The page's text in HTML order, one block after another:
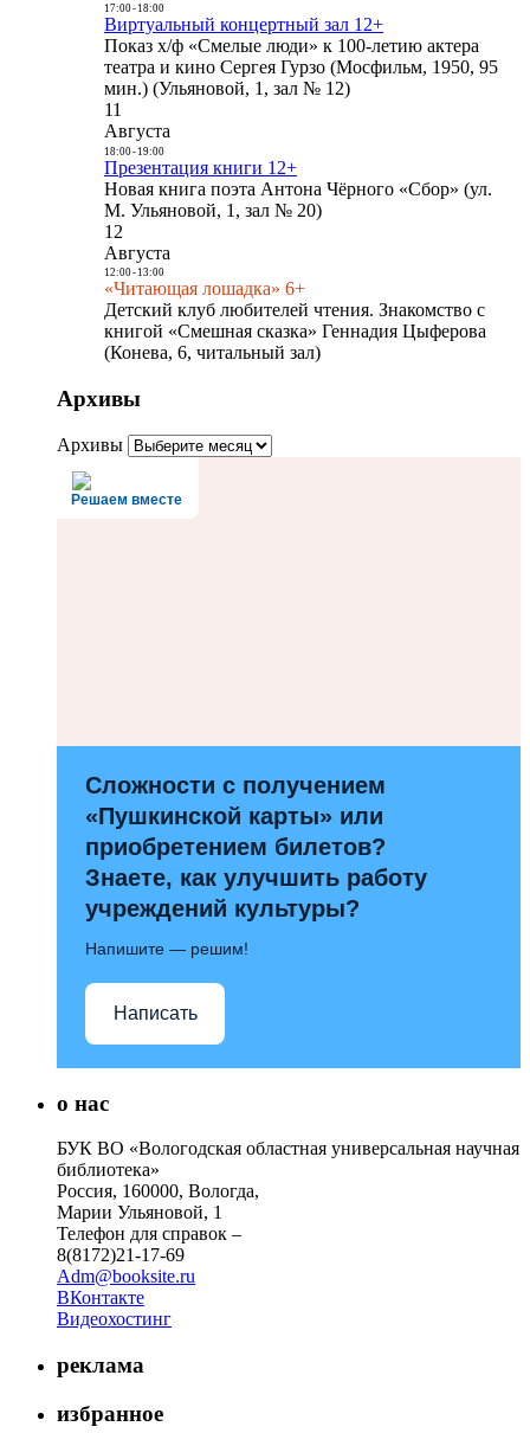
17:00- 18:00
Виртуальный концертный зал 12+
Показ х/ф «Смелые люди» к 100-летию актера
театра и кино Сергея Гурзо (Мосфильм, 1950, 95
мин.) (Ульяновой, 1, зал № 12)
11
Августа
18:00- 19:00
Презентация книги 12+
Новая книга поэта Антона Чёрного «Сбор» (ул.
М. Ульяновой, 1, зал № 20)
12
Августа
12:00- 13:00
«Читающая лошадка» 6+
Детский клуб любителей чтения. Знакомство с
книгой «Смешная сказка» Геннадия Цыферова
(Конева, 6, читальный зал)
Архивы
Архивы
Решаем вместе
Сложности с получением
«Пушкинской карты» или
приобретением билетов?
Знаете, как улучшить работу
учреждений культуры?
Напишите — решим!
Написать
о нас
БУК ВО «Вологодская областная универсальная научная
библиотека»
Россия, 160000, Вологда,
Марии Ульяновой, 1
Телефон для справок –
8(8172)21-17-69
Adm@booksite.ru
ВКонтакте
Видеохостинг
реклама
избранное